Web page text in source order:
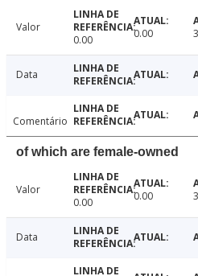
Valor
0.00
0.00
Data
Comentário
of which are female-owned
Valor
0.00
0.00
Data